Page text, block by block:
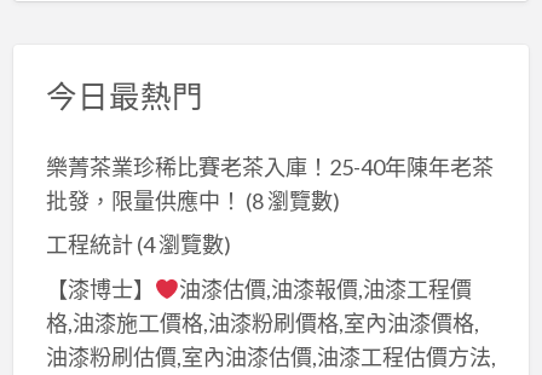
今日最熱門
樂菁茶業珍稀比賽老茶入庫！25-40年陳年老茶
批發，限量供應中！ (8 瀏覽數)
工程統計(4 瀏覽數)
【漆博士】
油漆估價,油漆報價,油漆工程價
格,油漆施工價格,油漆粉刷價格,室內油漆價格,
油漆粉刷估價,室內油漆估價,油漆工程估價方法,